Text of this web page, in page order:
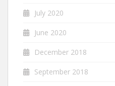
July 2020
June 2020
December 2018
September 2018